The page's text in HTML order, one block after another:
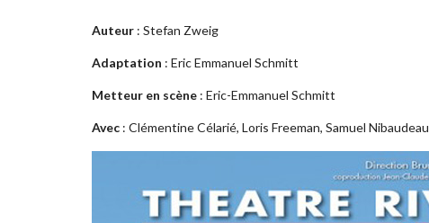
Auteur : Stefan Zweig
Adaptation : Eric Emmanuel Schmitt
Metteur en scène : Eric-Emmanuel Schmitt
Avec : Clémentine Célarié, Loris Freeman, Samuel Nibaudeau